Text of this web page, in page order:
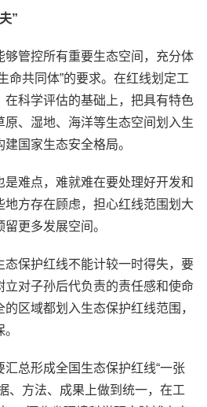
”
够管控所有重要生态空间，充分体
命共同体”的要求。在红线划定工
在科学评估的基础上，把具有特色
原、湿地、海洋等生态空间划入生
国家生态安全格局。
难点，难就难在要处理好开发和
方存在顾虑，担心红线范围划大
更多发展空间。
态保护红线不能计较一时得失，要
立对子孙后代负责的责任感和使命
区域都划入生态保护红线范围，
总形成全国生态保护红线“一张
、方法、成果上做到统一，在工